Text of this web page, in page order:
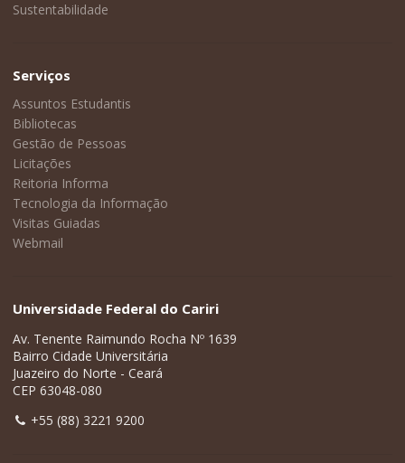
Sustentabilidade
Serviços
Assuntos Estudantis
Bibliotecas
Gestão de Pessoas
Licitações
Reitoria Informa
Tecnologia da Informação
Visitas Guiadas
Webmail
Universidade Federal do Cariri
Av. Tenente Raimundo Rocha Nº 1639
Bairro Cidade Universitária
Juazeiro do Norte - Ceará
CEP 63048-080
+55 (88) 3221 9200